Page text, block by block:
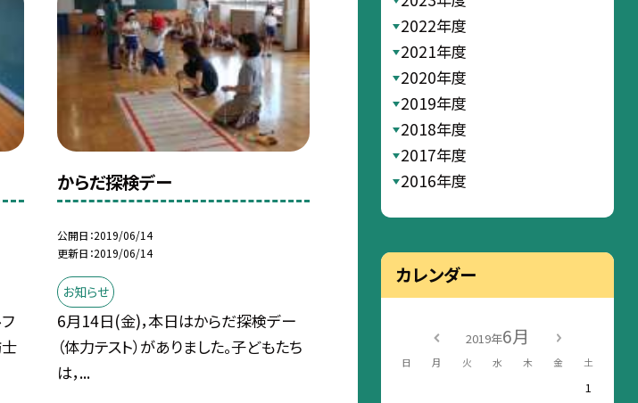
からだ探検デー
公開日 2019/06/14
更新日 2019/06/14
お知らせ
6月14日(金)，本日はからだ探検デー
（体力テスト）がありました。子どもたち
は，...
2022年度
2021年度
2020年度
2019年度
2018年度
2017年度
2016年度
カレンダー
2019年6月
日 月 火 水 木 金 土
1